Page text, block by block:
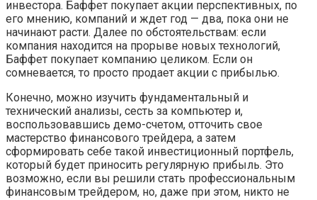
инвестора. Баффет покупает акции перспективных, по
его мнению, компаний и ждет год — два, пока они не
начинают расти. Далее по обстоятельствам: если
компания находится на прорыве новых технологий,
Баффет покупает компанию целиком. Если он
сомневается, то просто продает акции с прибылью.
Конечно, можно изучить фундаментальный и
технический анализы, сесть за компьютер и,
воспользовавшись демо-счетом, отточить свое
мастерство финансового трейдера, а затем
сформировать себе такой инвестиционный портфель,
который будет приносить регулярную прибыль. Это
возможно, если вы решили стать профессиональным
финансовым трейдером, но, даже при этом, никто не